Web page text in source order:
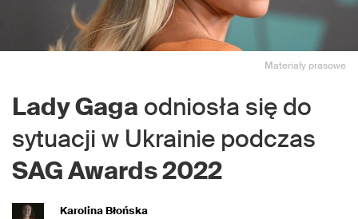
Materiały prasowe
Lady Gaga odniosła się do
sytuacji w Ukrainie podczas
SAG Awards 2022
Karolina Błońska